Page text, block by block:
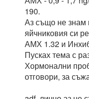
190.
Аз също не знам
яйчниковия си
АМХ 1.32 и
Пусках тема с
Хормонални
отговори, за